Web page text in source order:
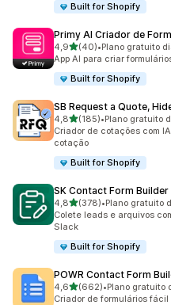
Built for Shopify
Primy AI Criador de
4,9de 5 estrelas
(40)
40 avaliações ao todo
•Plano gratuito
App AI para criar
Built for Shopify
SB Request a Quote,
4,8de 5 estrelas
(185)
185 avaliações ao todo
•Plano gratuito
Criador de cotações com
cotação
Built for Shopify
SK Contact Form Builder
4,8de 5 estrelas
(378)
378 avaliações ao todo
•Plano gratuito
Colete leads e arquivos
Slack
Built for Shopify
POWR Contact Form
4,6de 5 estrelas
(662)
662 avaliações ao todo
•Plano gratuito
Criador de formulários